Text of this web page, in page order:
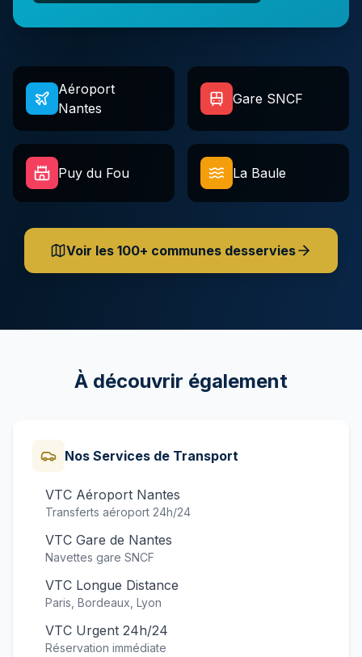
Aéroport
Nantes
Gare SNCF
Puy du Fou La Baule
Voir les 100+ communes desservies
À découvrir également
Nos Services de Transport
VTC Aéroport Nantes
Transferts aéroport 24h/24
VTC Gare de Nantes
Navettes gare SNCF
VTC Longue Distance
Paris, Bordeaux, Lyon
VTC Urgent 24h/24
Réservation immédiate